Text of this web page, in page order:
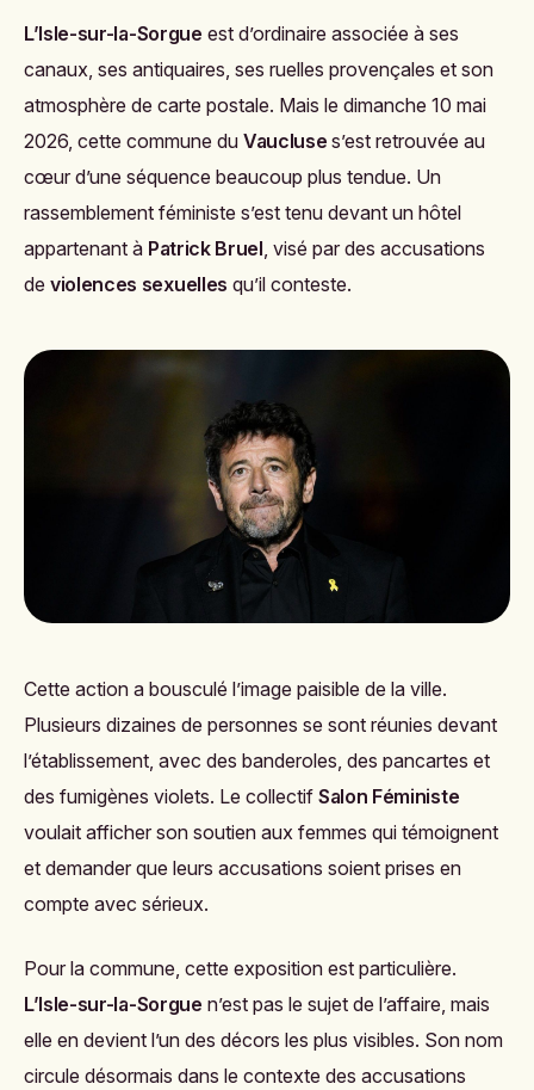
L’Isle-sur-la-Sorgue est d’ordinaire associée à ses
canaux, ses antiquaires, ses ruelles provençales et son
atmosphère de carte postale. Mais le dimanche 10 mai
2026, cette commune du Vaucluse s’est retrouvée au
cœur d’une séquence beaucoup plus tendue. Un
rassemblement féministe s’est tenu devant un hôtel
appartenant à Patrick Bruel, visé par des accusations
de violences sexuelles qu’il conteste.
Cette action a bousculé l’image paisible de la ville.
Plusieurs dizaines de personnes se sont réunies devant
l’établissement, avec des banderoles, des pancartes et
des fumigènes violets. Le collectif Salon Féministe
voulait afficher son soutien aux femmes qui témoignent
et demander que leurs accusations soient prises en
compte avec sérieux.
Pour la commune, cette exposition est particulière.
L’Isle-sur-la-Sorgue n’est pas le sujet de l’affaire, mais
elle en devient l’un des décors les plus visibles. Son nom
circule désormais dans le contexte des accusations